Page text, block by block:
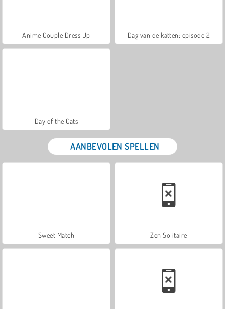
Anime Couple Dress Up Dag van de katten: episode 2
Day of the Cats
AANBEVOLEN SPELLEN
Sweet Match Zen Solitaire